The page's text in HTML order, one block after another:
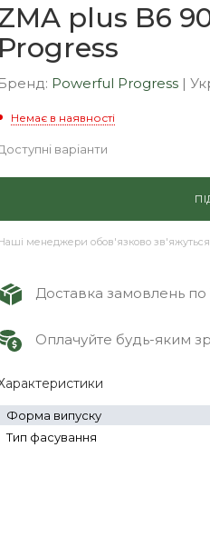
plus B6
Progress
Бренд: Powerful Progress |
Немає в наявності
варіанти
менеджери обов'язково
Доставка замовлень по
Оплачуйте будь-яким
Форма випуску
Тип фасування